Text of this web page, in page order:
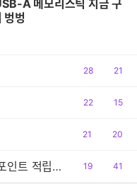
A 메모리스틱 지금 구
벙벙
공
28
댓
21
공
22
댓
15
공
21
댓
20
출췍 조금전 했더니 오늘은 800포인트 적립이네요.
공
19
댓
41